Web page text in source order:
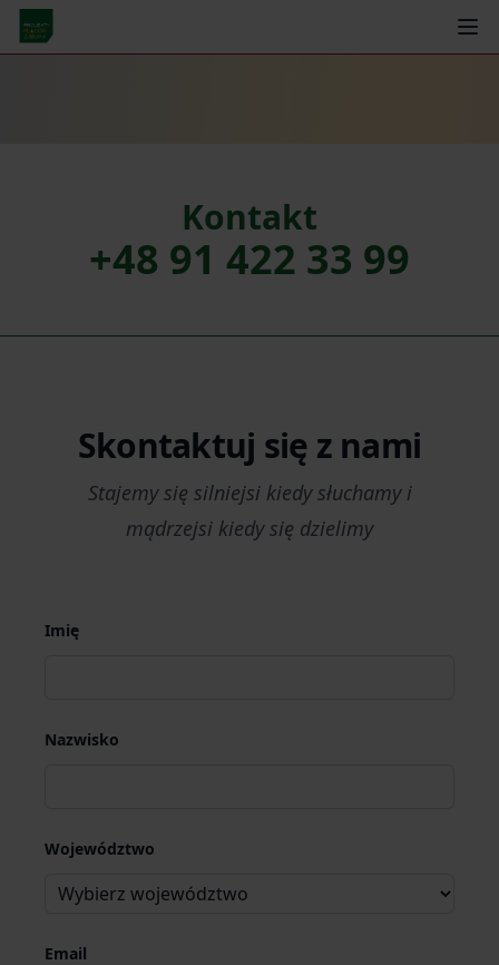
Kontakt
+48 91 422 33 99
Skontaktuj się z nami
Stajemy się silniejsi kiedy słuchamy i
mądrzejsi kiedy się dzielimy
Imię
Nazwisko
Województwo
Email